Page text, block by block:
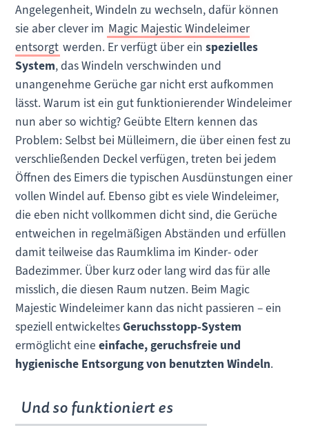
Angelegenheit, Windeln zu wechseln, dafür können
sie aber clever im Magic Majestic Windeleimer
entsorgt werden. Er verfügt über einspezielles
System, das Windeln verschwinden und
unangenehme Gerüche gar nicht erst aufkommen
lässt. Warum ist ein gut funktionierender Windeleimer
nun aber so wichtig? Geübte Eltern kennen das
Problem: Selbst bei Mülleimern, die über einen fest zu
verschließenden Deckel verfügen, treten bei jedem
Öffnen des Eimers die typischen Ausdünstungen einer
vollen Windel auf. Ebenso gibt es viele Windeleimer,
die eben nicht vollkommen dicht sind, die Gerüche
entweichen in regelmäßigen Abständen und erfüllen
damit teilweise das Raumklima im Kinder- oder
Badezimmer. Über kurz oder lang wird das für alle
misslich, die diesen Raum nutzen. Beim Magic
Majestic Windeleimer kann das nicht passieren – ein
speziell entwickeltesGeruchsstopp-System
ermöglicht eineeinfache, geruchsfreie und
hygienische Entsorgung von benutzten Windeln.
Und so funktioniert es